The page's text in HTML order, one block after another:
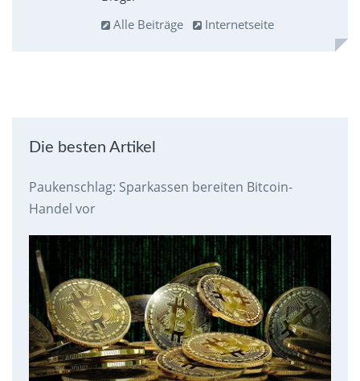
Alle Beiträge
Internetseite
Die besten Artikel
Paukenschlag: Sparkassen bereiten Bitcoin-
Handel vor